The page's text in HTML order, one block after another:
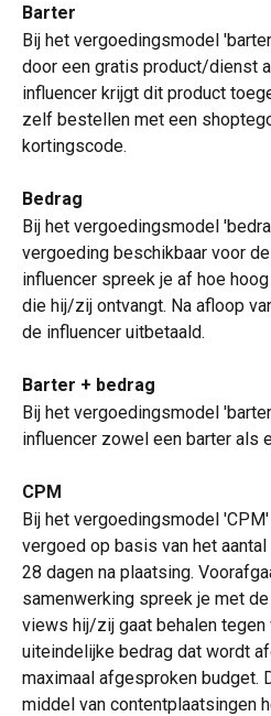
Barter
Bij het vergoedingsmodel
door een gratis product/dienst
influencer krijgt dit product
zelf bestellen met een
kortingscode.
Bedrag
Bij het vergoedingsmodel
vergoeding beschikbaar voor
influencer spreek je af hoe
die hij/zij ontvangt. Na afloop
de influencer uitbetaald.
Barter + bedrag
Bij het vergoedingsmodel
influencer zowel een barter als
CPM
Bij het vergoedingsmodel
vergoed op basis van het
28 dagen na plaatsing.
samenwerking spreek je met
views hij/zij gaat behalen tegen
uiteindelijke bedrag dat wordt
maximaal afgesproken budget.
middel van contentplaatsingen